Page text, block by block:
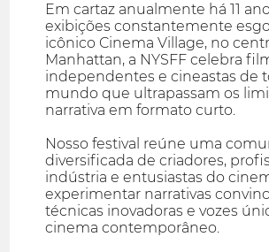
Em cartaz anualmente há 11
exibições constantemente
icônico Cinema Village, no
Manhattan, a NYSFF celebra
independentes e cineastas de
mundo que ultrapassam os
narrativa em formato curto.
Nosso festival reúne uma
diversificada de criadores,
indústria e entusiastas do
experimentar narrativas
técnicas inovadoras e vozes
cinema contemporâneo.